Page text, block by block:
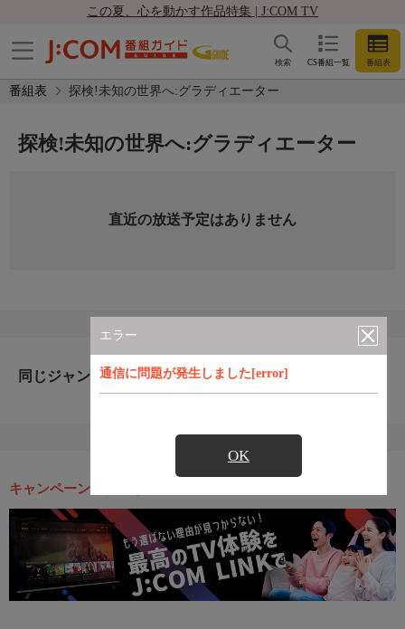
この夏、心を動かす作品特集 | J:COM TV
CS番組一覧 番組表
検索
番組表 探検!未知の世界へ:グラディエーター
エラー
通信に問題が発生しました[error]
OK
探検!未知の世界へ:グラディエーター
直近の放送予定はありません
同じジャンルのおすすめ番組
キャンペーン・お得な情報